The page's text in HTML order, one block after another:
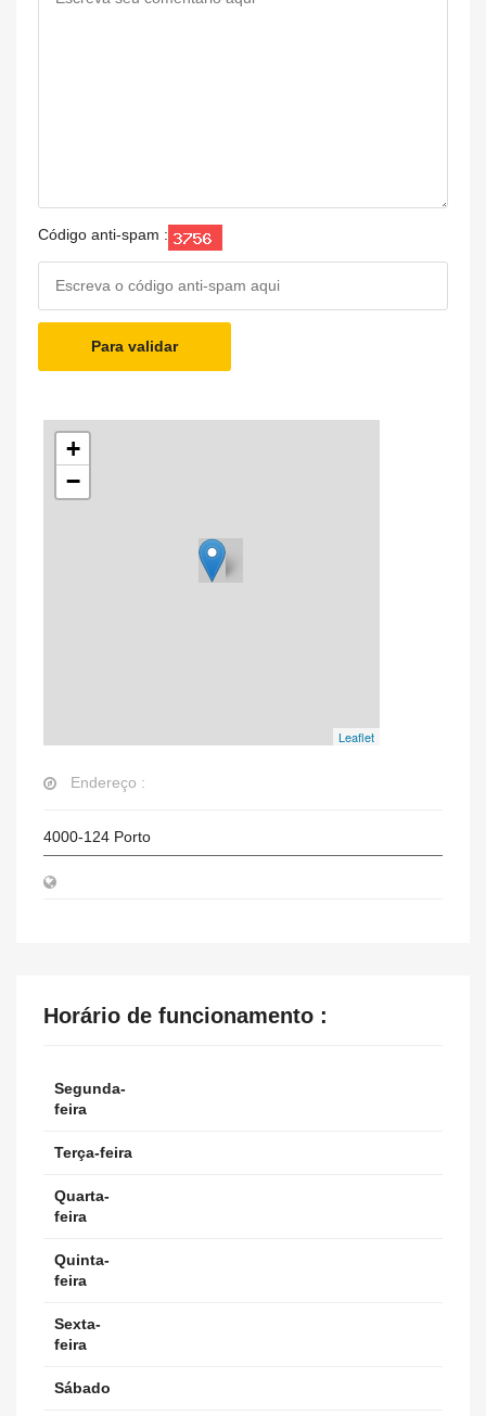
Código anti-spam :
Para validar
+
−
Leaflet
Endereço :
4000-124 Porto
Horário de funcionamento :
Segunda-
feira
Terça-feira
Quarta-
feira
Quinta-
feira
Sexta-
feira
Sábado